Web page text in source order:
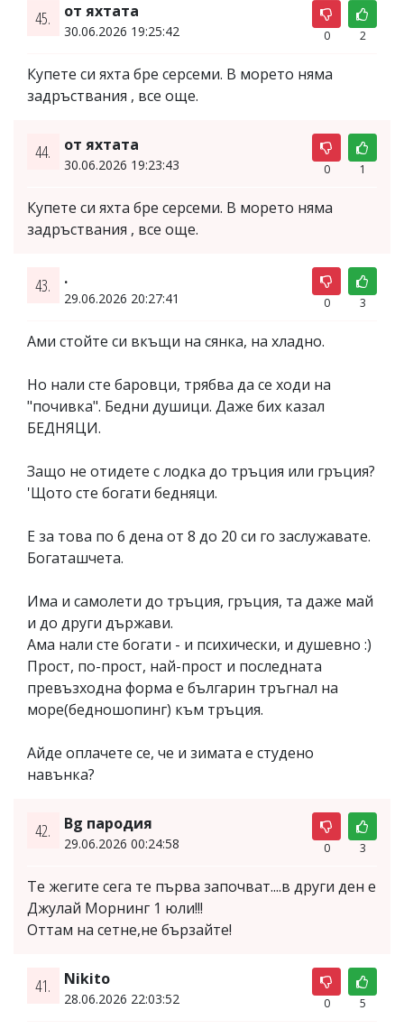
45. от яхтата
30.06.2026 19:25:42 0 2
Купете си яхта бре серсеми. В морето няма
задръствания , все още.
44. от яхтата
30.06.2026 19:23:43 0 1
Купете си яхта бре серсеми. В морето няма
задръствания , все още.
43. .
29.06.2026 20:27:41 0 3
Ами стойте си вкъщи на сянка, на хладно.
Но нали сте баровци, трябва да се ходи на
"почивка". Бедни душици. Даже бих казал
БЕДНЯЦИ.
Защо не отидете с лодка до тръция или гръция?
'Щото сте богати бедняци.
Е за това по 6 дена от 8 до 20 си го заслужавате.
Богаташчета.
Има и самолети до тръция, гръция, та даже май
и до други държави.
Ама нали сте богати - и психически, и душевно :)
Прост, по-прост, най-прост и последната
превъзходна форма е българин тръгнал на
море(бедношопинг) към тръция.
Айде оплачете се, че и зимата е студено
навънка?
42. Bg пародия
29.06.2026 00:24:58 0 3
Те жегите сега те първа започват....в други ден е
Джулай Морнинг 1 юли!!!
Оттам на сетне,не бързайте!
41. Nikito
28.06.2026 22:03:52 0 5